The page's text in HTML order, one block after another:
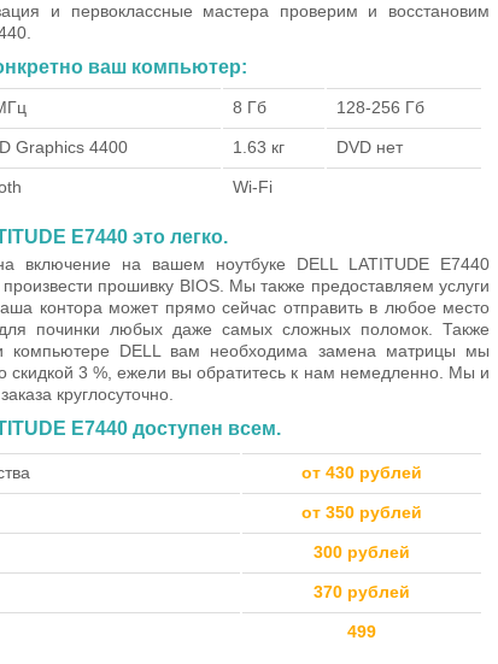
и первоклассные мастера проверим и восстановим
ваш компьютер:
8 Гб 128-256 Гб
Graphics 4400 1.63 кг DVD нет
Wi-Fi
E7440 это легко.
включение на вашем ноутбуке DELL LATITUDE E7440
прошивку BIOS. Мы также предоставляем услуги
контора может прямо сейчас отправить в любое место
починки любых даже самых сложных поломок. Также
компьютере DELL вам необходима замена матрицы мы
скидкой 3 %, ежели вы обратитесь к нам немедленно. Мы и
круглосуточно.
E7440 доступен всем.
от 430 рублей
от 350 рублей
300 рублей
370 рублей
499